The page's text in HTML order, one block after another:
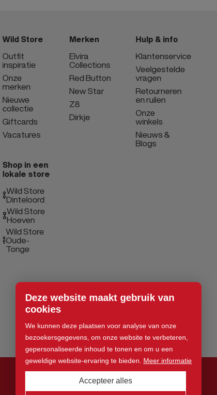
Deze website maakt gebruik van
cookies
We kunnen deze plaatsen voor analyse van onze
bezoekersgegevens, om onze website te verbeteren,
gepersonaliseerde inhoud te tonen en om u een
geweldige website-ervaring te bieden. Meer informatie
Accepteer alles
Wild Store
Outfit
inspiratie
Onze
merken
Nieuwe
collectie
Giftcards
Vacatures
Merken
Elvira
Collections
Red Button
New Star
Z8
Dirkje
Hulp & info
Klantenservice
Veelgestelde
vragen
Retourneren
en ruilen
Onze
winkels
Nieuws &
Blogs
Shop in een
lokale store
Wild Store
Dinteloord
Wild Store
Hoeven
Wild Store
Oude-
Tonge
© 2026 Wild Store. Alle rechten voorbehouden